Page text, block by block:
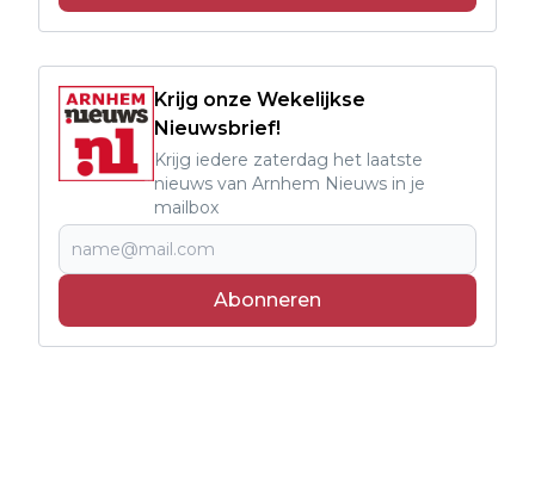
Krijg onze Wekelijkse
Nieuwsbrief!
Krijg iedere zaterdag het laatste
nieuws van Arnhem Nieuws in je
mailbox
Abonneren